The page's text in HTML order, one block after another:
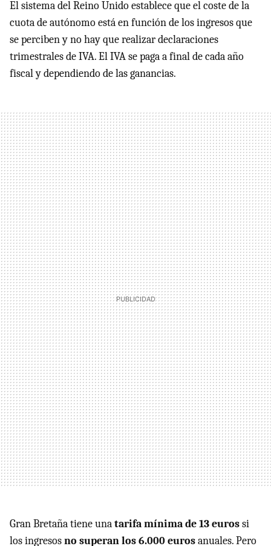
El sistema del Reino Unido establece que el coste de la
cuota de autónomo está en función de los ingresos que
se perciben y no hay que realizar declaraciones
trimestrales de IVA. El IVA se paga a final de cada año
fiscal y dependiendo de las ganancias.
Gran Bretaña tiene unatarifa mínima de 13 eurossi
los ingresosno superan los 6.000 eurosanuales. Pero